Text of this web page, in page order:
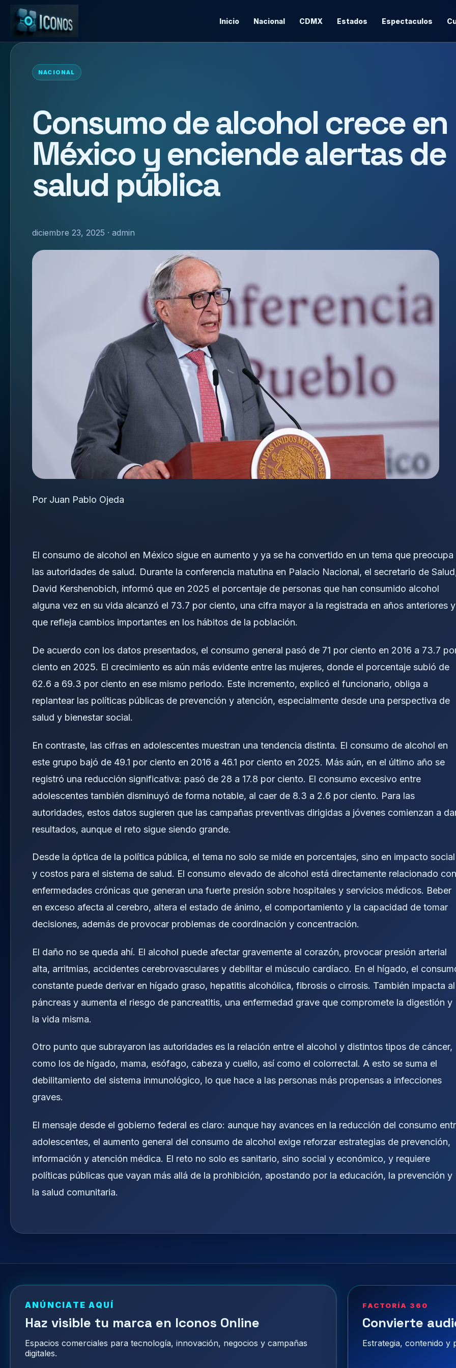
Inicio Nacional CDMX Estados Espectaculos
NACIONAL
Consumo de alcohol crece en
México y enciende alertas de
salud pública
diciembre 23, 2025 · admin
Por Juan Pablo Ojeda
El consumo de alcohol en México sigue en aumento y ya se ha convertido en un tema que preocupa
las autoridades de salud. Durante la conferencia matutina en Palacio Nacional, el secretario de
David Kershenobich, informó que en 2025 el porcentaje de personas que han consumido alcohol
alguna vez en su vida alcanzó el 73.7 por ciento, una cifra mayor a la registrada en años anteriores y
que refleja cambios importantes en los hábitos de la población.
De acuerdo con los datos presentados, el consumo general pasó de 71 por ciento en 2016 a 73.7
ciento en 2025. El crecimiento es aún más evidente entre las mujeres, donde el porcentaje subió de
62.6 a 69.3 por ciento en ese mismo periodo. Este incremento, explicó el funcionario, obliga a
replantear las políticas públicas de prevención y atención, especialmente desde una perspectiva de
salud y bienestar social.
En contraste, las cifras en adolescentes muestran una tendencia distinta. El consumo de alcohol en
este grupo bajó de 49.1 por ciento en 2016 a 46.1 por ciento en 2025. Más aún, en el último año se
registró una reducción significativa: pasó de 28 a 17.8 por ciento. El consumo excesivo entre
adolescentes también disminuyó de forma notable, al caer de 8.3 a 2.6 por ciento. Para las
autoridades, estos datos sugieren que las campañas preventivas dirigidas a jóvenes comienzan a
resultados, aunque el reto sigue siendo grande.
Desde la óptica de la política pública, el tema no solo se mide en porcentajes, sino en impacto social
y costos para el sistema de salud. El consumo elevado de alcohol está directamente relacionado con
enfermedades crónicas que generan una fuerte presión sobre hospitales y servicios médicos. Beber
en exceso afecta al cerebro, altera el estado de ánimo, el comportamiento y la capacidad de tomar
decisiones, además de provocar problemas de coordinación y concentración.
El daño no se queda ahí. El alcohol puede afectar gravemente al corazón, provocar presión arterial
alta, arritmias, accidentes cerebrovasculares y debilitar el músculo cardíaco. En el hígado, el
constante puede derivar en hígado graso, hepatitis alcohólica, fibrosis o cirrosis. También impacta al
páncreas y aumenta el riesgo de pancreatitis, una enfermedad grave que compromete la digestión y
la vida misma.
Otro punto que subrayaron las autoridades es la relación entre el alcohol y distintos tipos de cáncer,
como los de hígado, mama, esófago, cabeza y cuello, así como el colorrectal. A esto se suma el
debilitamiento del sistema inmunológico, lo que hace a las personas más propensas a infecciones
graves.
El mensaje desde el gobierno federal es claro: aunque hay avances en la reducción del consumo
adolescentes, el aumento general del consumo de alcohol exige reforzar estrategias de prevención,
información y atención médica. El reto no solo es sanitario, sino social y económico, y requiere
políticas públicas que vayan más allá de la prohibición, apostando por la educación, la prevención y
la salud comunitaria.
ANÚNCIATE AQUÍ
Haz visible tu marca en Iconos Online
Espacios comerciales para tecnología, innovación, negocios y campañas
digitales.
FACTORÍA 360
Convierte
Estrategia, contenido y